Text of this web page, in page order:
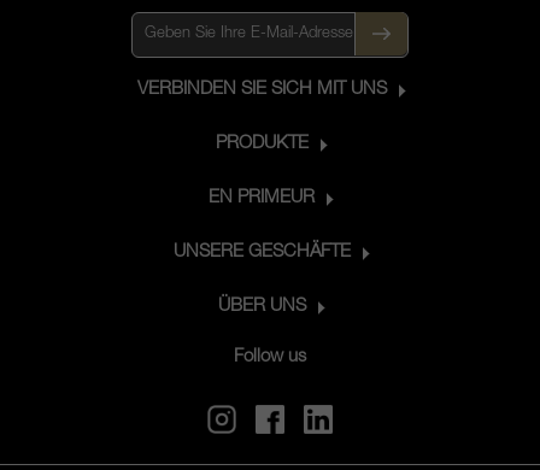
VERBINDEN SIE SICH MIT UNS
PRODUKTE
EN PRIMEUR
UNSERE GESCHÄFTE
ÜBER UNS
Follow us